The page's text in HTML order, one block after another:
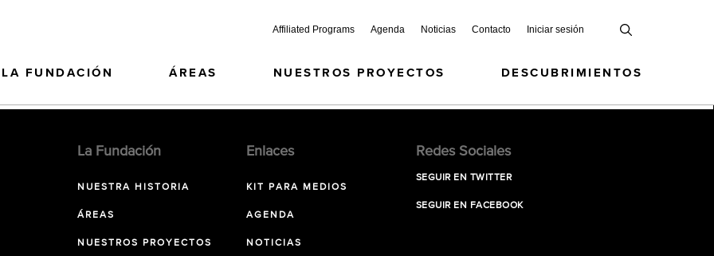
Affiliated Programs Agenda Noticias Contacto Iniciar sesión
LA FUNDACIÓN ÁREAS NUESTROS PROYECTOS DESCUBRIMIENTOS
La Fundación
NUESTRA HISTORIA
ÁREAS
NUESTROS PROYECTOS
Enlaces
KIT PARA MEDIOS
AGENDA
NOTICIAS
Redes Sociales
SEGUIR EN TWITTER
SEGUIR EN FACEBOOK